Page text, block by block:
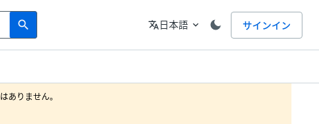
search
Search 言語
translate日本語 expand_more サインイン
ありません。